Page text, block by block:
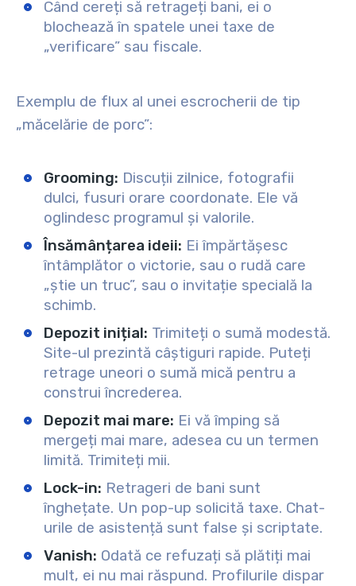
Când cereți să retrageți bani, ei o
blochează în spatele unei taxe de
„verificare” sau fiscale.
Exemplu de flux al unei escrocherii de tip
„măcelărie de porc”:
Grooming: Discuții zilnice, fotografii
dulci, fusuri orare coordonate. Ele vă
oglindesc programul și valorile.
Însămânțarea ideii: Ei împărtășesc
întâmplător o victorie, sau o rudă care
„știe un truc”, sau o invitație specială la
schimb.
Depozit inițial: Trimiteți o sumă modestă.
Site-ul prezintă câștiguri rapide. Puteți
retrage uneori o sumă mică pentru a
construi încrederea.
Depozit mai mare: Ei vă împing să
mergeți mai mare, adesea cu un termen
limită. Trimiteți mii.
Lock-in: Retrageri de bani sunt
înghețate. Un pop-up solicită taxe. Chat-
urile de asistență sunt false și scriptate.
Vanish: Odată ce refuzați să plătiți mai
mult, ei nu mai răspund. Profilurile dispar